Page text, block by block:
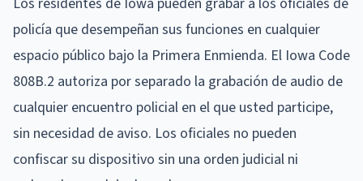
policía que desempeñan sus funciones en cualquier
espacio público bajo la Primera Enmienda. El Iowa Code
808B.2 autoriza por separado la grabación de audio de
cualquier encuentro policial en el que usted participe,
sin necesidad de aviso. Los oficiales no pueden
confiscar su dispositivo sin una orden judicial ni